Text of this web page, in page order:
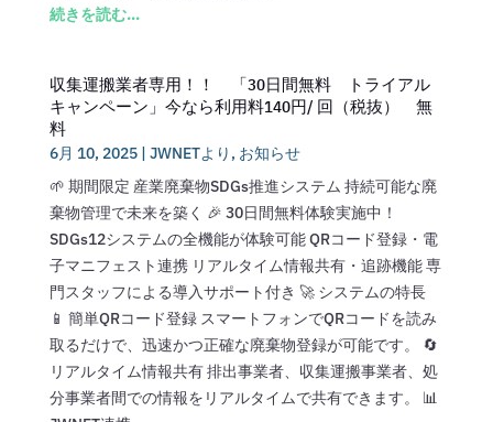
続きを読む...
収集運搬業者専用！！ 「30日間無料 トライアル
キャンペーン」今なら利用料140円/ 回（税抜） 無
料
6月 10, 2025| JWNETより , お知らせ
🌱 期間限定 産業廃棄物SDGs推進システム 持続可能な廃
棄物管理で未来を築く 🎉 30日間無料体験実施中！
SDGs12システムの全機能が体験可能 QRコード登録・電
子マニフェスト連携 リアルタイム情報共有・追跡機能 専
門スタッフによる導入サポート付き 🚀 システムの特長
📱 簡単QRコード登録 スマートフォンでQRコードを読み
取るだけで、迅速かつ正確な廃棄物登録が可能です。 🔄
リアルタイム情報共有 排出事業者、収集運搬事業者、処
分事業者間での情報をリアルタイムで共有できます。 📊